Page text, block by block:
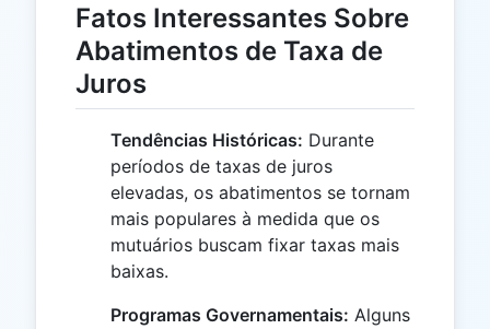
Fatos Interessantes Sobre
Abatimentos de Taxa de
Juros
Tendências Históricas: Durante
períodos de taxas de juros
elevadas, os abatimentos se tornam
mais populares à medida que os
mutuários buscam fixar taxas mais
baixas.
Programas Governamentais: Alguns